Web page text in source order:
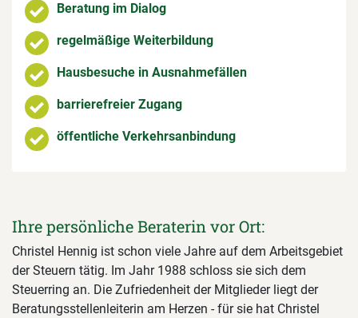
Beratung im Dialog
regelmäßige Weiterbildung
Hausbesuche in Ausnahmefällen
barrierefreier Zugang
öffentliche Verkehrsanbindung
Ihre persönliche Beraterin vor Ort:
Christel Hennig ist schon viele Jahre auf dem Arbeitsgebiet
der Steuern tätig. Im Jahr 1988 schloss sie sich dem
Steuerring an. Die Zufriedenheit der Mitglieder liegt der
Beratungsstellenleiterin am Herzen - für sie hat Christel